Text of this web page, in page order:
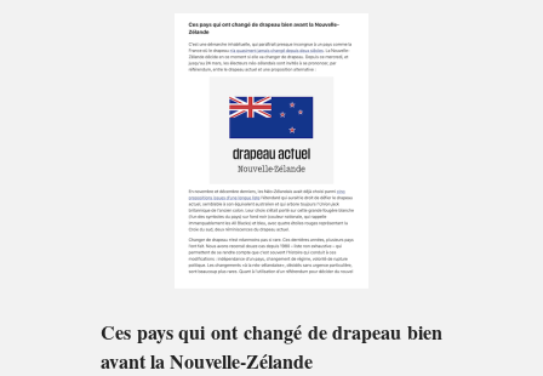
Ces pays qui ont changé de drapeau bien
avant la Nouvelle-Zélande